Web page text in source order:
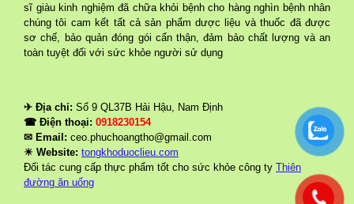
sĩ giàu kinh nghiệm đã chữa khỏi bệnh cho hàng nghìn bệnh nhân
chúng tôi cam kết tất cả sản phẩm dược liệu và thuốc đã được
sơ chế, bảo quản đóng gói cẩn thận, đảm bảo chất lượng và an
toàn tuyệt đối với sức khỏe người sử dụng
✈ Địa chỉ: Số 9 QL37B Hải Hậu, Nam Định
☎ Điện thoại: 0918230154
✉ Email: ceo.phuchoangtho@gmail.com
☀ Website: tongkhoduoclieu.com
Đối tác cung cấp thực phẩm tốt cho sức khỏe công ty Thiên
đường ăn uống